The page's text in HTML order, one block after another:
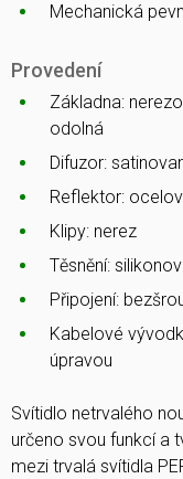
Mechanická
Provedení
Základna:
odolná
Difuzor:
Reflektor:
Klipy: nerez
Těsnění:
Připojení:
Kabelové
úpravou
Svítidlo netrvalého
určeno svou funkcí a
mezi trvalá svítidla